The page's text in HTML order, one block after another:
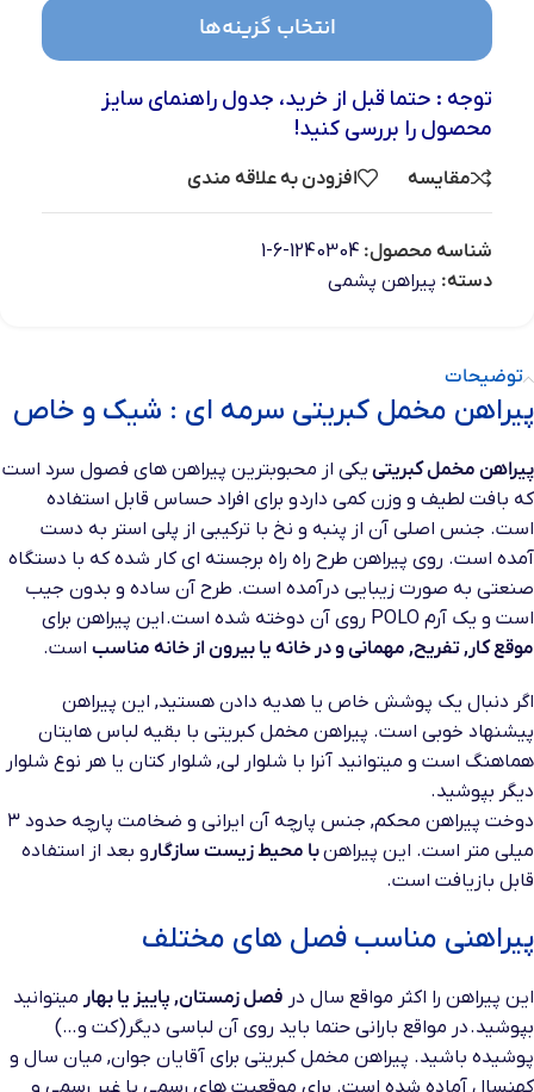
انتخاب گزینه‌ها
توجه : حتما قبل از خرید، جدول راهنمای سایز
محصول را بررسی کنید!
مقایسه افزودن به علاقه مندی
شناسه محصول: 1240304-6-1
دسته: پیراهن پشمی
توضیحات
پیراهن مخمل کبریتی سرمه ای : شیک و خاص
پیراهن مخمل کبریتی یکی از محبوبترین پیراهن های فصول سرد است
که بافت لطیف و وزن کمی دارد و برای افراد حساس قابل استفاده
است. جنس اصلی آن از پنبه و نخ با ترکیبی از پلی استر به دست
آمده است. روی پیراهن طرح راه راه برجسته ای کار شده که با دستگاه
صنعتی به صورت زیبایی درآمده است. طرح آن ساده و بدون جیب
است و یک آرم POLO روی آن دوخته شده است
. این پیراهن برای
موقع کار,تفریح, مهمانی و در خانه یا بیرون از خانه مناسب است.
اگر دنبال یک پوشش خاص یا هدیه دادن هستید, این پیراهن
پیشنهاد خوبی است. پیراهن مخمل کبریتی با بقیه لباس هایتان
هماهنگ است و میتوانید آنرا با شلوار لی, شلوارکتان یا هر نوع شلوار
دیگر بپوشید.
دوخت پیراهن محکم, جنس پارچه آن ایرانی و ضخامت پارچه حدود ۳
میلی متر است. این پیراهنبا محیط زیست سازگار و بعد از استفاده
قابل بازیافت است.
پیراهنی مناسب فصل های مختلف
این پیراهن را اکثر مواقع سال در فصل زمستان, پاییز یا بهار میتوانید
بپوشید. در مواقع بارانی حتما باید روی آن لباسی دیگر(کت و…)
پوشیده باشید. پیراهن مخمل کبریتی برای آقایان جوان, میان سال و
کهنسال آماده شده است. برای موقعیت های رسمی یا غیر رسمی و